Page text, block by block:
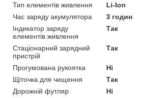
Тип елементів живлення
Li-Ion
Час заряду акумулятора
3 годин
Індикатор заряду
елементів живлення
Так
Стаціонарний зарядний
пристрій
Так
Прогумована рукоятка
Ні
Щіточка для чищення
Так
Дорожній футляр
Ні